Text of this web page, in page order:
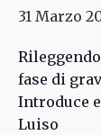
31 Marzo
fase di
Introduce
Luiso